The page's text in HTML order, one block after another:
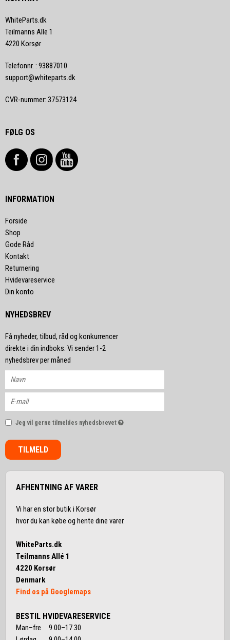
WhiteParts.dk
Teilmanns Alle 1
4220 Korsør
Telefonnr. : 93887010
support@whiteparts.dk
CVR-nummer: 37573124
FØLG OS
INFORMATION
Forside
Shop
Gode Råd
Kontakt
Returnering
Hvidevareservice
Din konto
NYHEDSBREV
Få nyheder, tilbud, råd og konkurrencer
direkte i din indboks. Vi sender 1-2
nyhedsbrev per måned
Jeg vil gerne tilmeldes nyhedsbrevet
TILMELD
AFHENTNING AF VARER
Vi har en stor butik i Korsør
hvor du kan købe og hente dine varer.
WhiteParts.dk
Teilmanns Allé 1
4220 Korsør
Denmark
Find os på Googlemaps
BESTIL HVIDEVARESERVICE
Man–fre 9.00–17.30